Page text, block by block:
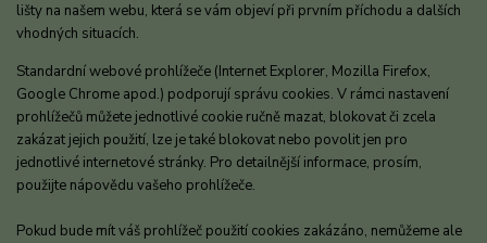
lišty na našem webu, která se vám objeví při prvním příchodu a dalších
vhodných situacích.
Standardní webové prohlížeče (Internet Explorer, Mozilla Firefox,
Google Chrome apod.) podporují správu cookies. V rámci nastavení
prohlížečů můžete jednotlivé cookie ručně mazat, blokovat či zcela
zakázat jejich použití, lze je také blokovat nebo povolit jen pro
jednotlivé internetové stránky. Pro detailnější informace, prosím,
použijte nápovědu vašeho prohlížeče.
Pokud bude mít váš prohlížeč použití cookies zakázáno, nemůžeme ale